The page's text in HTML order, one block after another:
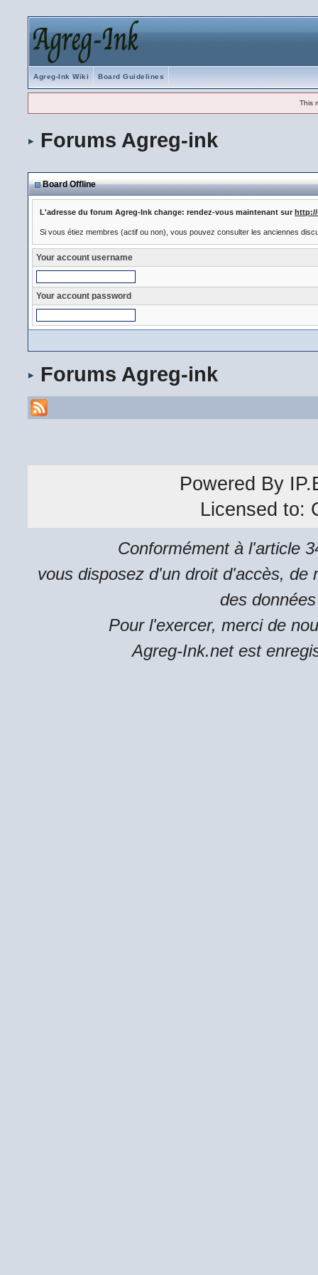
Agreg-Ink Wiki Board Guidelines
This
Forums Agreg-ink
Board Offline
L'adresse du forum Agreg-Ink change: rendez-vous maintenant surhttp://
Si vous étiez membres (actif ou non), vous pouvez consulter les anciennes
Your account username
Your account password
Forums Agreg-ink
Powered By
Licensed to:
Conformément à l'article
vous disposez d'un droit d'accès, de
des
Pour l'exercer, merci de
Agreg-Ink.net est